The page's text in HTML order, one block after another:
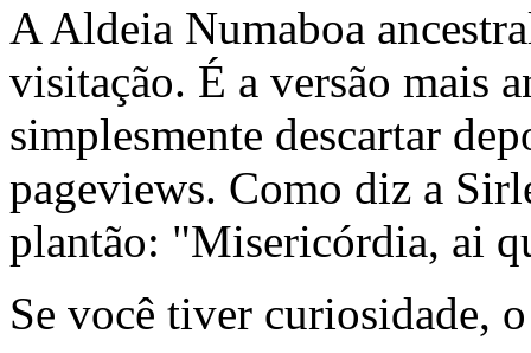
A Aldeia Numaboa
visitação. É a versão mais
simplesmente descartar
pageviews. Como diz a
plantão: "Misericórdia, ai
Se você tiver curiosidade,